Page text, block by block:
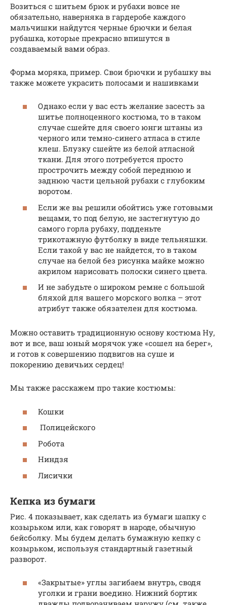
Возиться с шитьем брюк и рубахи вовсе не
обязательно, наверняка в гардеробе каждого
мальчишки найдутся черные брючки и белая
рубашка, которые прекрасно впишутся в
создаваемый вами образ.
Форма моряка, пример. Свои брючки и рубашку вы
также можете украсить полосами и нашивками
Однако если у вас есть желание засесть за
шитье полноценного костюма, то в таком
случае сшейте для своего юнги штаны из
черного или темно-синего атласа в стиле
клеш. Блузку сшейте из белой атласной
ткани. Для этого потребуется просто
прострочить между собой переднюю и
заднюю части цельной рубахи с глубоким
воротом.
Если же вы решили обойтись уже готовыми
вещами, то под белую, не застегнутую до
самого горла рубаху, подденьте
трикотажную футболку в виде тельняшки.
Если такой у вас не найдется, то в таком
случае на белой без рисунка майке можно
акрилом нарисовать полоски синего цвета.
И не забудьте о широком ремне с большой
бляхой для вашего морского волка – этот
атрибут также обязателен для костюма.
Можно оставить традиционную основу костюма Ну,
вот и все, ваш юный морячок уже «сошел на берег»,
и готов к совершению подвигов на суше и
покорению девичьих сердец!
Мы также расскажем про такие костюмы:
Кошки
Полицейского
Робота
Ниндзя
Лисички
Кепка из бумаги
Рис. 4 показывает, как сделать из бумаги шапку с
козырьком или, как говорят в народе, обычную
бейсболку. Мы будем делать бумажную кепку с
козырьком, используя стандартный газетный
разворот.
«Закрытые» углы загибаем внутрь, сводя
уголки и грани воедино. Нижний бортик